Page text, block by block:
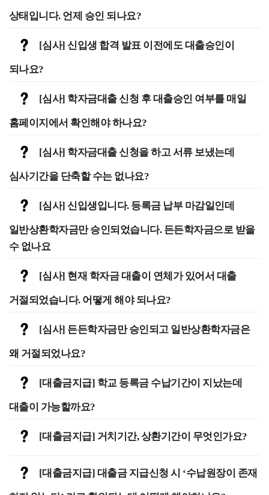
상태입니다. 언제 승인 되나요?
[심사] 신입생 합격 발표 이전에도 대출승인이
되나요?
[심사] 학자금대출 신청 후 대출승인 여부를 매일
홈페이지에서 확인해야 하나요?
[심사] 학자금대출 신청을 하고 서류 보냈는데
심사기간을 단축할 수는 없나요?
[심사] 신입생입니다. 등록금 납부 마감일인데
일반상환학자금만 승인되었습니다. 든든학자금으로 받을
수 없나요
[심사] 현재 학자금 대출이 연체가 있어서 대출
거절되었습니다. 어떻게 해야 되나요?
[심사] 든든학자금만 승인되고 일반상환학자금은
왜 거절되었나요?
[대출금지급] 학교 등록금 수납기간이 지났는데
대출이 가능할까요?
[대출금지급] 거치기간, 상환기간이 무엇인가요?
[대출금지급] 대출금 지급신청 시 ‘수납원장이 존재